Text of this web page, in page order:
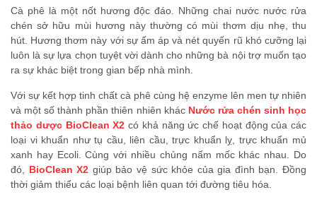
Cà phê là một nốt hương độc đáo. Những chai nước nước rửa
chén sở hữu mùi hương này thường có mùi thơm dịu nhẹ, thu
hút. Hương thơm này với sự ấm áp và nét quyến rũ khó cưỡng lại
luôn là sự lựa chọn tuyệt vời dành cho những bà nội trợ muốn tạo
ra sự khác biệt trong gian bếp nhà mình.
Với sự kết hợp tinh chất cà phê cùng hệ enzyme lên men tự nhiên
và một số thành phần thiên nhiên khác Nước rửa chén sinh học
thảo dược BioClean X2 có khả năng ức chế hoạt động của các
loại vi khuẩn như tụ cầu, liên cầu, trực khuẩn lỵ, trực khuẩn mủ
xanh hay Ecoli. Cùng với nhiều chủng nấm mốc khác nhau. Do
đó, BioClean X2 giúp bảo vệ sức khỏe của gia đình bạn. Đồng
thời giảm thiểu các loại bệnh liên quan tới đường tiêu hóa.